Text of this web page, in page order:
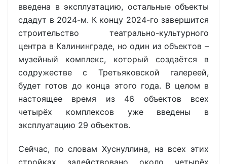
введена в эксплуатацию, остальные объекты
сдадут в 2024-м. К концу 2024-го завершится
строительство театрально-культурного
центра в Калининграде, но один из объектов –
музейный комплекс, который создаётся в
содружестве с Третьяковской галереей,
будет готов до конца этого года. В целом в
настоящее время из 46 объектов всех
четырёх комплексов уже введены в
эксплуатацию 29 объектов.
Сейчас, по словам Хуснуллина, на всех этих